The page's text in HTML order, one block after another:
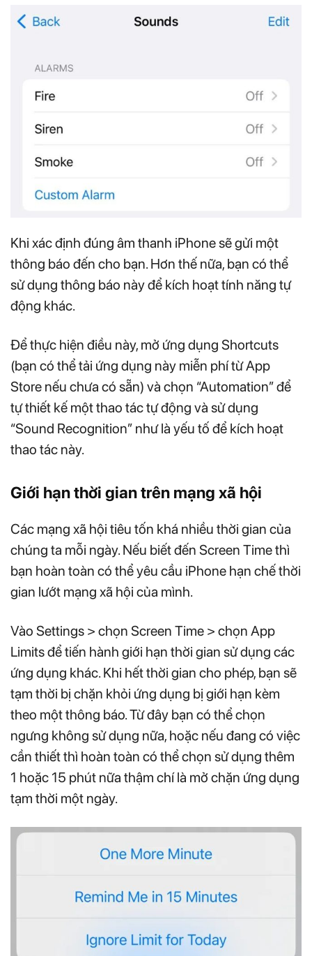
Khi xác định đúng âm thanh iPhone sẽ gửi một
thông báo đến cho bạn. Hơn thế nữa, bạn có thể
sử dụng thông báo này để kích hoạt tính năng tự
động khác.
Để thực hiện điều này, mở ứng dụng Shortcuts
(bạn có thể tải ứng dụng này miễn phí từ App
Store nếu chưa có sẵn) và chọn “Automation” để
tự thiết kế một thao tác tự động và sử dụng
“Sound Recognition” như là yếu tố để kích hoạt
thao tác này.
Giới hạn thời gian trên mạng xã hội
Các mạng xã hội tiêu tốn khá nhiều thời gian của
chúng ta mỗi ngày. Nếu biết đến Screen Time thì
bạn hoàn toàn có thể yêu cầu iPhone hạn chế thời
gian lướt mạng xã hội của mình.
Vào Settings > chọn Screen Time > chọn App
Limits để tiến hành giới hạn thời gian sử dụng các
ứng dụng khác. Khi hết thời gian cho phép, bạn sẽ
tạm thời bị chặn khỏi ứng dụng bị giới hạn kèm
theo một thông báo. Từ đây bạn có thể chọn
ngưng không sử dụng nữa, hoặc nếu đang có việc
cần thiết thì hoàn toàn có thể chọn sử dụng thêm
1 hoặc 15 phút nữa thậm chí là mở chặn ứng dụng
tạm thời một ngày.